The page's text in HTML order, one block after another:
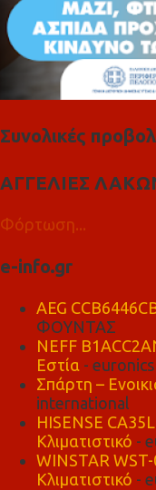
Συνολικές
ΑΓΓΕΛΙΕΣ
Φόρτωση...
e-info.gr
AEG
ΦΟΥΝΤΑΣ
NEFF
Εστία -
Σπάρτη –
international
HISENSE
Κλιματιστικό -
WINSTAR
Κλιματιστικό -